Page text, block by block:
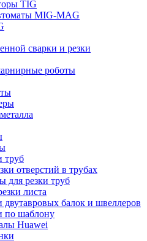
TIG
MIG-MAG
сварки и резки
роботы
труб
отверстий в трубах
для резки труб
листа
балок и швеллеров
по шаблону
Huawei